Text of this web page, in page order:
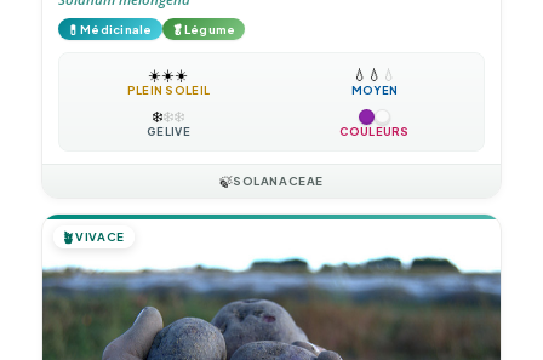
💊Médicinale 🥬Légume
☀️☀️☀️
PLEIN SOLEIL
💧 💧 💧
MOYEN
❄️❄️❄️
GÉLIVE COULEURS
🍃SOLANACEAE
🪴VIVACE